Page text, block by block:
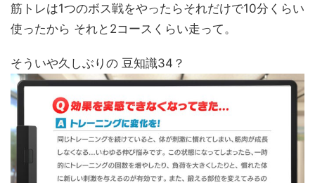
筋トレは1つのボス戦をやったらそれだけで10分くらい
使ったから それと2コースくらい走って。
そういや久しぶりの 豆知識34？